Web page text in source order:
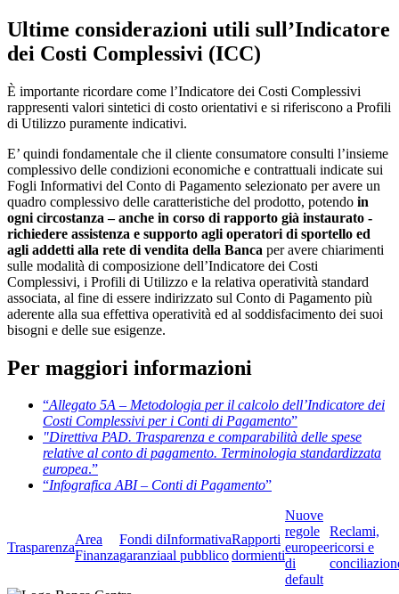
Ultime considerazioni utili sull’Indicatore
dei Costi Complessivi (ICC)
È importante ricordare come l’Indicatore dei Costi Complessivi
rappresenti valori sintetici di costo orientativi e si riferiscono a Profili
di Utilizzo puramente indicativi.
E’ quindi fondamentale che il cliente consumatore consulti l’insieme
complessivo delle condizioni economiche e contrattuali indicate sui
Fogli Informativi del Conto di Pagamento selezionato per avere un
quadro complessivo delle caratteristiche del prodotto, potendo in
ogni circostanza – anche in corso di rapporto già instaurato -
richiedere assistenza e supporto agli operatori di sportello ed
agli addetti alla rete di vendita della Banca per avere chiarimenti
sulle modalità di composizione dell’Indicatore dei Costi
Complessivi, i Profili di Utilizzo e la relativa operatività standard
associata, al fine di essere indirizzato sul Conto di Pagamento più
aderente alla sua effettiva operatività ed al soddisfacimento dei suoi
bisogni e delle sue esigenze.
Per maggiori informazioni
“Allegato 5A – Metodologia per il calcolo dell’Indicatore dei
Costi Complessivi per i Conti di Pagamento”
"Direttiva PAD. Trasparenza e comparabilità delle spese
relative al conto di pagamento. Terminologia standardizzata
europea.”
“Infografica ABI – Conti di Pagamento”
Trasparenza
Area
Finanza
Fondi di
garanzia
Informativa
al pubblico
Rapporti
dormienti
Nuove
regole
europee
di
default
Reclami,
ricorsi e